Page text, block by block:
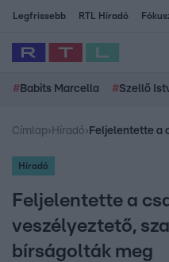
Legfrissebb RTL Híradó
# Babits Marcella #Szellő
Címlap› Híradó›
Híradó
Feljelentette a
veszélyeztető,
bírságolták meg